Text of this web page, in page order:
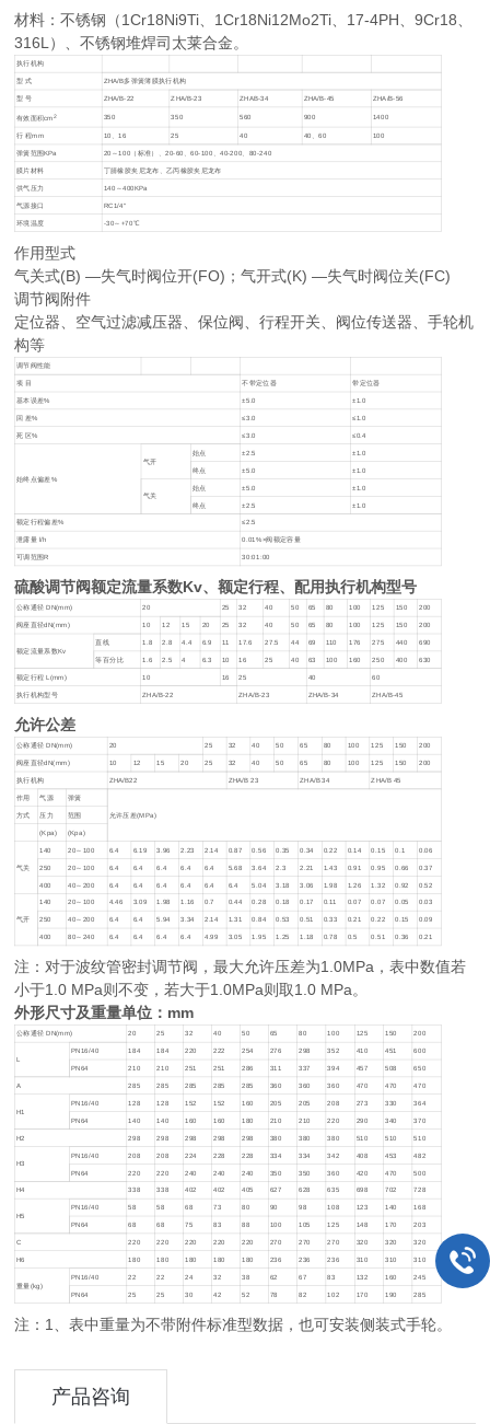
材料：不锈钢（1Cr18Ni9Ti、1Cr18Ni12Mo2Ti、17-4PH、9Cr18、
316L）、不锈钢堆焊司太莱合金。
执行机构
型 式 ZHA/B多弹簧簿膜执行机构
型 号 ZHA/B-22 ZHA/B-23 ZHAB-34 ZHA/B-45 ZHA/B-56
有效面积cm2 350 350 560 900 1400
行 程mm 10、16 25 40 40、60 100
弹簧范围KPa 20～100（标准）、20-60、60-100、40-200、80-240
膜片材料 丁腈橡胶夹尼龙布、乙丙橡胶夹尼龙布
供气压力 140～400KPa
气源接口 RC1/4"
环境温度 -30～+70℃
作用型式
气关式(B) —失气时阀位开(FO)；气开式(K) —失气时阀位关(FC)
调节阀附件
定位器、空气过滤减压器、保位阀、行程开关、阀位传送器、手轮机
构等
调节阀性能
项 目 不带定位器 带定位器
基本误差% ±5.0 ±1.0
回 差% ≤3.0 ≤1.0
死 区% ≤3.0 ≤0.4
始终点偏差%
气开
始点 ±2.5 ±1.0
终点 ±5.0 ±1.0
气关
始点 ±5.0 ±1.0
终点 ±2.5 ±1.0
额定行程偏差% ≤2.5
泄露量 l/h 0.01%×阀额定容量
可调范围R 30:01:00
硫酸调节阀额定流量系数Kv、额定行程、配用执行机构型号
公称通径 DN(mm) 20 25 32 40 50 65 80 100 125 150 200
阀座直径dN(mm) 10 12 15 20 25 32 40 50 65 80 100 125 150 200
额定流量系数Kv
直线 1.8 2.8 4.4 6.9 11 17.6 27.5 44 69 110 176 275 440 690
等百分比 1.6 2.5 4 6.3 10 16 25 40 63 100 160 250 400 630
额定行程 L(mm) 10 16 25 40 60
执行机构型号 ZHA/B-22 ZHA/B-23 ZHA/B-34 ZHA/B-45
允许公差
公称通径 DN(mm) 20 25 32 40 50 65 80 100 125 150 200
阀座直径dN(mm) 10 12 15 20 25 32 40 50 65 80 100 125 150 200
执行机构 ZHA/B22 ZHA/B 23 ZHA/B 34 ZHA/B 45
作用 气源 弹簧
允许压差(MPa)
方式 压力 范围
(Kpa) (Kpa)
气关
140 20～100 6.4 6.19 3.96 2.23 2.14 0.87 0.56 0.35 0.34 0.22 0.14 0.15 0.1 0.06
250 20～100 6.4 6.4 6.4 6.4 6.4 5.68 3.64 2.3 2.21 1.43 0.91 0.95 0.66 0.37
400 40～200 6.4 6.4 6.4 6.4 6.4 6.4 5.04 3.18 3.06 1.98 1.26 1.32 0.92 0.52
气开
140 20～100 4.46 3.09 1.98 1.16 0.7 0.44 0.28 0.18 0.17 0.11 0.07 0.07 0.05 0.03
250 40～200 6.4 6.4 5.94 3.34 2.14 1.31 0.84 0.53 0.51 0.33 0.21 0.22 0.15 0.09
400 80～240 6.4 6.4 6.4 6.4 4.99 3.05 1.95 1.25 1.18 0.78 0.5 0.51 0.36 0.21
注：对于波纹管密封调节阀，最大允许压差为1.0MPa，表中数值若
小于1.0 MPa则不变，若大于1.0MPa则取1.0 MPa。
外形尺寸及重量单位：mm
公称通径 DN(mm) 20 25 32 40 50 65 80 100 125 150 200
L
PN16/40 184 184 220 222 254 276 298 352 410 451 600
PN64 210 210 251 251 286 311 337 394 457 508 650
A 285 285 285 285 285 360 360 360 470 470 470
H1
PN16/40 128 128 152 152 160 205 205 208 273 330 364
PN64 140 140 160 160 180 210 210 220 290 340 370
H2 298 298 298 298 298 380 380 380 510 510 510
H3
PN16/40 208 208 224 228 228 334 334 342 408 453 482
PN64 220 220 240 240 240 350 350 360 420 470 500
H4 338 338 402 402 405 627 628 635 698 702 728
H5
PN16/40 58 58 68 73 80 90 98 108 123 140 168
PN64 68 68 75 83 88 100 105 125 148 170 203
C 220 220 220 220 220 270 270 270 320 320 320
H6 180 180 180 180 180 236 236 236 310 310 310
重量(kg)
PN16/40 22 22 24 32 38 62 67 83 132 160 245
PN64 25 25 30 42 52 78 82 102 170 190 285
注：1、表中重量为不带附件标准型数据，也可安装侧装式手轮。
产品咨询